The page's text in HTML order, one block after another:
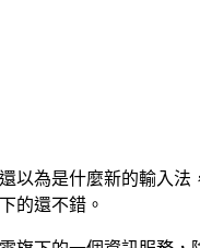
以為是什麼新的輸入
的還不錯。